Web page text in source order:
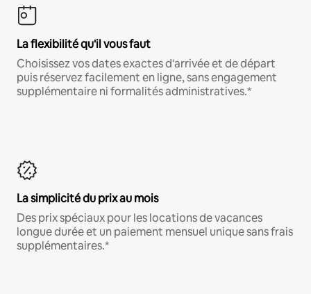
La flexibilité qu'il vous faut
Choisissez vos dates exactes d'arrivée et de départ
puis réservez facilement en ligne, sans engagement
supplémentaire ni formalités administratives.*
La simplicité du prix au mois
Des prix spéciaux pour les locations de vacances
longue durée et un paiement mensuel unique sans frais
supplémentaires.*